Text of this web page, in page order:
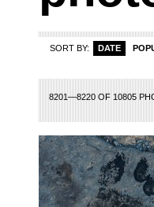
SORT BY: DATE
8201—8220 OF 10805
401 402 403 404